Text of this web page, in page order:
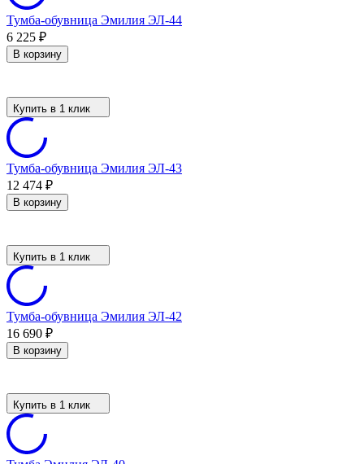
Тумба-обувница Эмилия ЭЛ-44
6 225 ₽
В корзину
Купить в 1 клик
Тумба-обувница Эмилия ЭЛ-43
12 474 ₽
В корзину
Купить в 1 клик
Тумба-обувница Эмилия ЭЛ-42
16 690 ₽
В корзину
Купить в 1 клик